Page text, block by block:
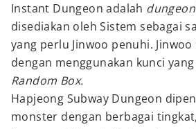
Instant Dungeon adalah dungeon
disediakan oleh Sistem sebagai
yang perlu Jinwoo penuhi. Jinwoo
dengan menggunakan kunci
Random Box.
Hapjeong Subway Dungeon
monster dengan berbagai